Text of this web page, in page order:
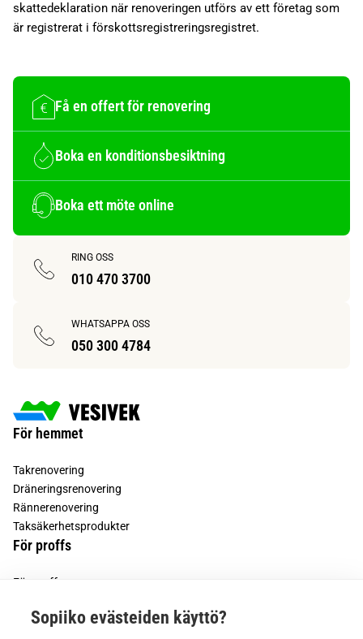
Sopiiko evästeiden käyttö?
skattedeklaration när renoveringen utförs av ett företag som
är registrerat i förskottsregistreringsregistret.
Få en offert för renovering
Boka en konditionsbesiktning
Boka ett möte online
RING OSS
010 470 3700
WHATSAPPA OSS
050 300 4784
För hemmet
Takrenovering
Dräneringsrenovering
Rännerenovering
Taksäkerhetsprodukter
För proffs
För proffs
Vesivek